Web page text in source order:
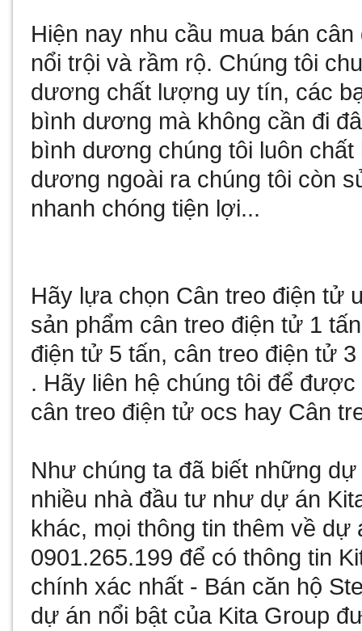
Hiện nay nhu cầu mua bán
nổi trội và rầm rộ. Chúng tôi
dương chất lượng uy tín, các
bình dương mà không cần đi
bình dương chúng tôi luôn
dương ngoài ra chúng tôi còn
nhanh chóng tiện lợi...
Hãy lựa chọn Cân treo điện tử
sản phẩm cân treo điện tử 1 tấn
điện tử 5 tấn, cân treo điện tử 3
. Hãy liên hệ chúng tôi để
cân treo điện tử ocs hay Cân
Như chúng ta đã biết những dự
nhiều nhà đầu tư như dự án
khác, mọi thông tin thêm về dự
0901.265.199 để có thông tin
chính xác nhất - Bán căn hộ
dự án nổi bật của Kita Group